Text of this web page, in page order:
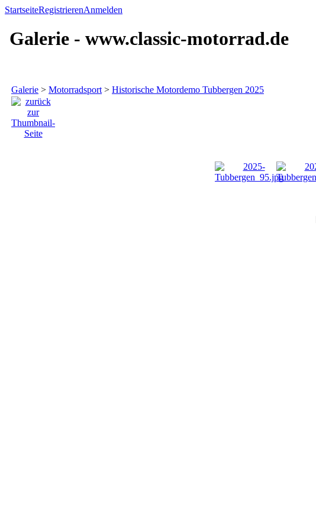
StartseiteRegistrierenAnmelden
Galerie - www.classic-motorrad.de
Galerie > Motorradsport > Historische Motordemo Tubbergen 2025